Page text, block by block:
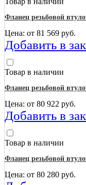
Фланец резьбовой
Цена: от 81 569 руб.
Добавить в
Товар в наличии
Фланец резьбовой
Цена: от 80 922 руб.
Добавить в
Товар в наличии
Фланец резьбовой
Цена: от 80 280 руб.